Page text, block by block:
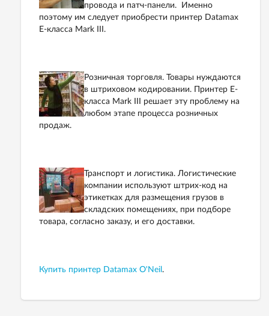
провода и патч-панели. Именно
поэтому им следует приобрести принтер Datamax
E-класса Mark III.
Розничная торговля. Товары нуждаются
в штриховом кодировании. Принтер Е-
класса Mark III решает эту проблему на
любом этапе процесса розничных
продаж.
Транспорт и логистика. Логистические
компании используют штрих-код на
этикетках для размещения грузов в
складских помещениях, при подборе
товара, согласно заказу, и его доставки.
Купить принтер Datamax O'Neil .